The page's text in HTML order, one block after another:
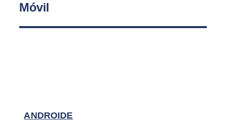
Móvil
ANDROIDE